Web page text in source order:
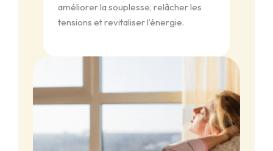
améliorer la souplesse, relâcher les
tensions et revitaliser l’énergie.